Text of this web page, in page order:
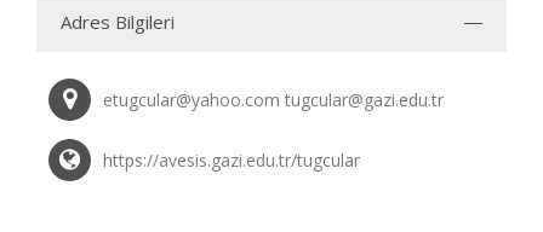
Adres Bilgileri
etugcular@yahoo.com tugcular@gazi.edu.tr
https://avesis.gazi.edu.tr/tugcular